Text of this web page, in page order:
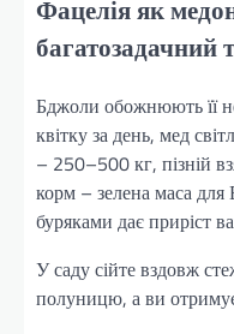
Фацелія як
багатозадачний
Бджоли обожнюють її
квітку за день, мед
– 250–500 кг, пізній
корм – зелена маса
буряками дає приріст
У саду сійте вздовж
полуницю, а ви